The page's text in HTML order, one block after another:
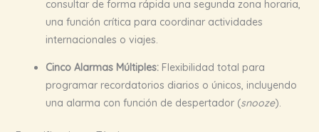
consultar de forma rápida una segunda zona horaria,
una función crítica para coordinar actividades
internacionales o viajes.
Cinco Alarmas Múltiples:Flexibilidad total para
programar recordatorios diarios o únicos, incluyendo
una alarma con función de despertador (snooze).